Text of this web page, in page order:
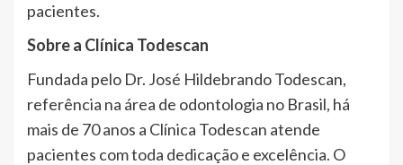
pacientes.
Sobre a Clínica Todescan
Fundada pelo Dr. José Hildebrando Todescan,
referência na área de odontologia no Brasil, há
mais de 70 anos a Clínica Todescan atende
pacientes com toda dedicação e excelência. O